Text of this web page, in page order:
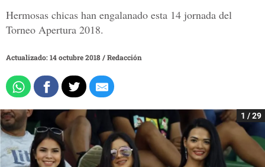
Hermosas chicas han engalanado esta 14 jornada del
Torneo Apertura 2018.
Actualizado: 14 octubre 2018/Redacción
1 / 29